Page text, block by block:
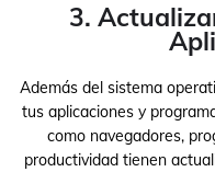
3.
Además del sistema
tus aplicaciones y
como navegadores,
productividad tienen